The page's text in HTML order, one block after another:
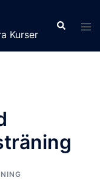
Kurser
Sök
Slå